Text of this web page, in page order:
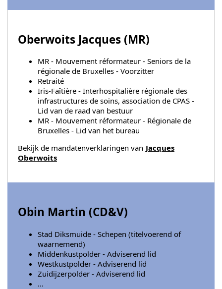
Oberwoits Jacques (MR)
MR - Mouvement réformateur - Seniors de la
régionale de Bruxelles - Voorzitter
Retraité
Iris-Faîtière - Interhospitalière régionale des
infrastructures de soins, association de CPAS -
Lid van de raad van bestuur
MR - Mouvement réformateur - Régionale de
Bruxelles - Lid van het bureau
Bekijk de mandatenverklaringen van Jacques
Oberwoits
Obin Martin (CD&V)
Stad Diksmuide - Schepen (titelvoerend of
waarnemend)
Middenkustpolder - Adviserend lid
Westkustpolder - Adviserend lid
Zuidijzerpolder - Adviserend lid
...